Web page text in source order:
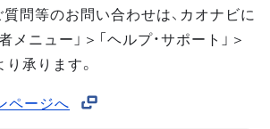
問等のお問い合わせは、カオナビに
メニュー」＞「ヘルプ・サポート」＞
り承ります。
ページへ